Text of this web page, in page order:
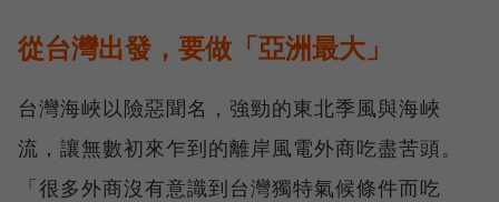
從台灣出發，要做「亞洲最大」
台灣海峽以險惡聞名，強勁的東北季風與海峽
流，讓無數初來乍到的離岸風電外商吃盡苦頭。
「很多外商沒有意識到台灣獨特氣候條件而吃